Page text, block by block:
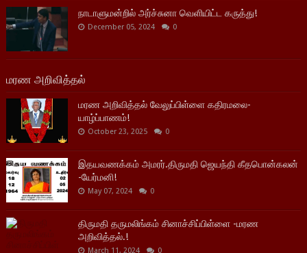
நாடாளுமன்றில் அர்ச்சுனா வெளியிட்ட கருத்து!
December 05, 2024 0
மரண அறிவித்தல்
மரண அறிவித்தல் வேலுப்பிள்ளை கதிரமலை-
யாழ்ப்பாணம்!
October 23, 2025 0
இதயவணக்கம் அமரர்.திருமதி ஜெயந்தி கீதபொன்கலன்
-யேர்மனி!
May 07, 2024 0
திருமதி தருமலிங்கம் சினாச்சிப்பிள்ளை -மரண
அறிவித்தல்.!
March 11, 2024 0